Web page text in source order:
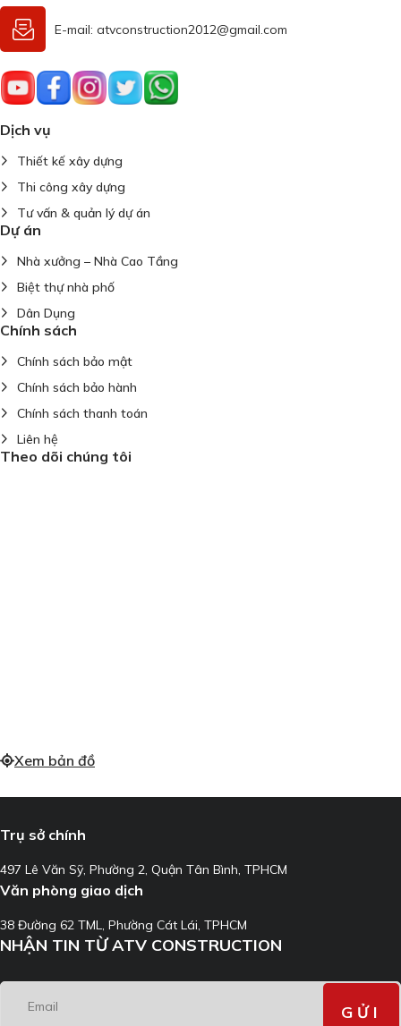
E-mail: atvconstruction2012@gmail.com
Dịch vụ
Thiết kế xây dựng
Thi công xây dựng
Tư vấn & quản lý dự án
Dự án
Nhà xưởng – Nhà Cao Tầng
Biệt thự nhà phố
Dân Dụng
Chính sách
Chính sách bảo mật
Chính sách bảo hành
Chính sách thanh toán
Liên hệ
Theo dõi chúng tôi
Xem bản đồ
Trụ sở chính
497 Lê Văn Sỹ, Phường 2, Quận Tân Bình, TPHCM
Văn phòng giao dịch
38 Đường 62 TML, Phường Cát Lái, TPHCM
NHẬN TIN TỪ ATV CONSTRUCTION